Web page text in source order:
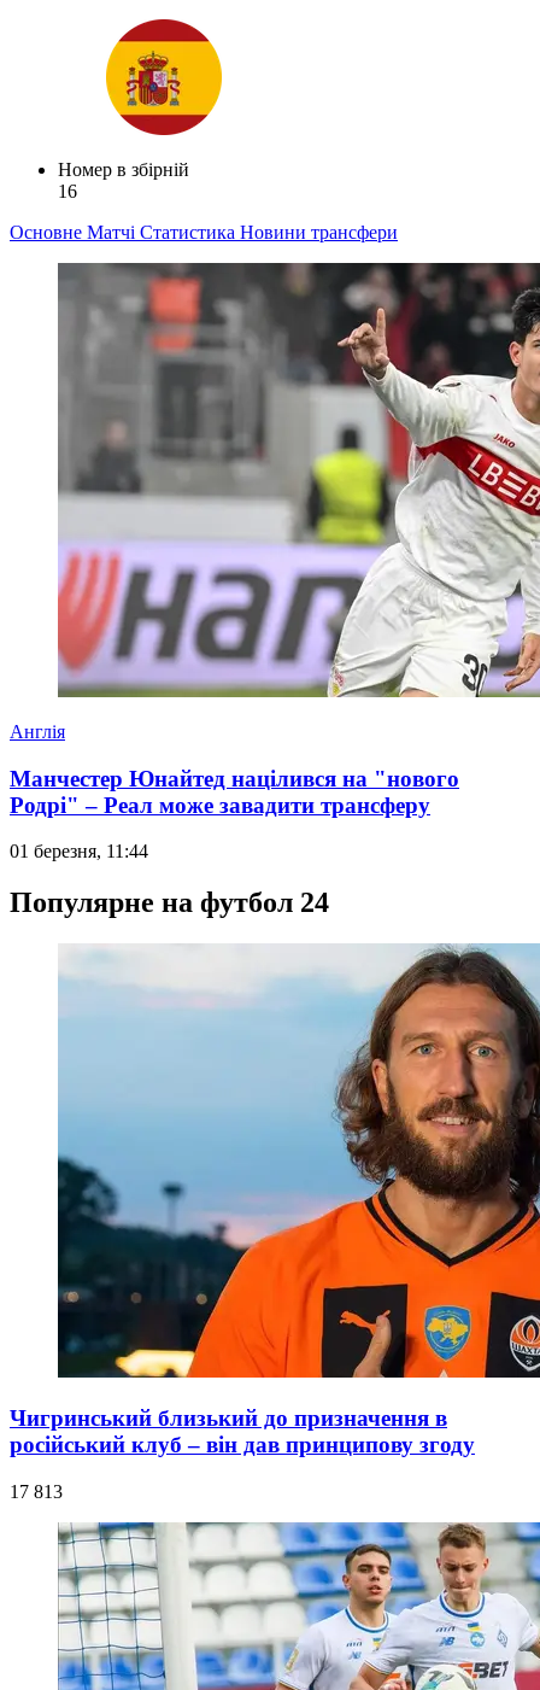
Номер в збірній
16
Основне Матчі Статистика Новини трансфери
Англія
Манчестер Юнайтед націлився на "нового
Родрі" – Реал може завадити трансферу
01 березня, 11:44
Популярне на футбол 24
Чигринський близький до призначення в
російський клуб – він дав принципову згоду
17 813